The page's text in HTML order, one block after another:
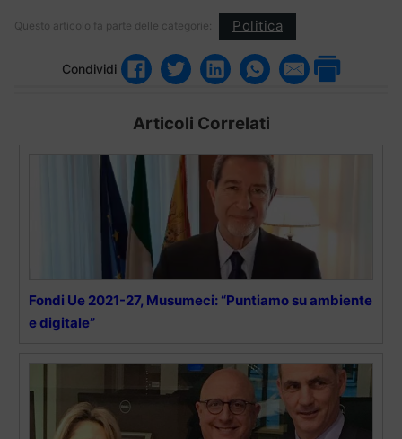
Questo articolo fa parte delle categorie: Politica
Condividi
Articoli Correlati
Fondi Ue 2021-27, Musumeci: “Puntiamo su ambiente
e digitale”